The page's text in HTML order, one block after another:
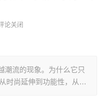
论关闭
潮流的现象。为什么它只
时尚延伸到功能性，从…